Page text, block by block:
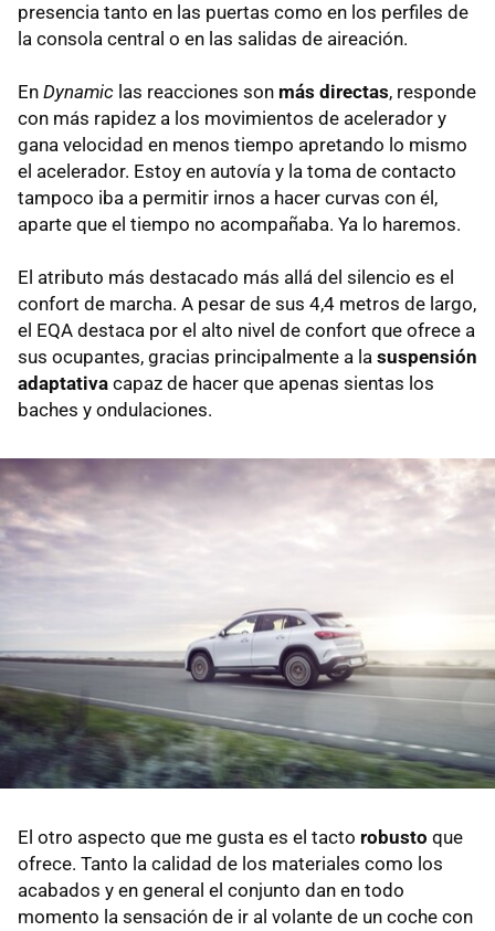
presencia tanto en las puertas como en los perfiles de
la consola central o en las salidas de aireación.
En Dynamic las reacciones son más directas, responde
con más rapidez a los movimientos de acelerador y
gana velocidad en menos tiempo apretando lo mismo
el acelerador. Estoy en autovía y la toma de contacto
tampoco iba a permitir irnos a hacer curvas con él,
aparte que el tiempo no acompañaba. Ya lo haremos.
El atributo más destacado más allá del silencio es el
confort de marcha. A pesar de sus 4,4 metros de largo,
el EQA destaca por el alto nivel de confort que ofrece a
sus ocupantes, gracias principalmente a la suspensión
adaptativa capaz de hacer que apenas sientas los
baches y ondulaciones.
El otro aspecto que me gusta es el tacto robusto que
ofrece. Tanto la calidad de los materiales como los
acabados y en general el conjunto dan en todo
momento la sensación de ir al volante de un coche con